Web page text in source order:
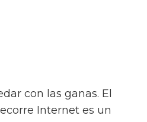
con las ganas. El
Internet es un